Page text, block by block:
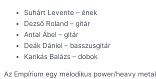
Suhárt Levente – ének
Dezső Roland – gitár
Antal Ábel – gitár
Deák Dániel – basszusgitár
Karikás Balázs – dobok
Az Empírium egy melodikus power/heavy